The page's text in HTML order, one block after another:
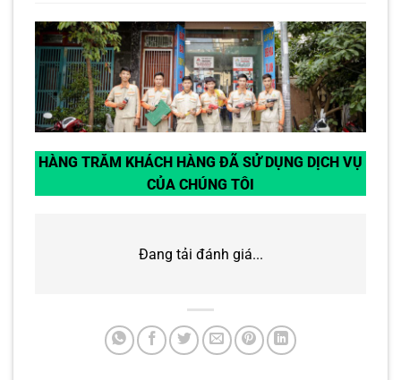
HÀNG TRĂM KHÁCH HÀNG ĐÃ SỬ DỤNG DỊCH VỤ
CỦA CHÚNG TÔI
Đang tải đánh giá...